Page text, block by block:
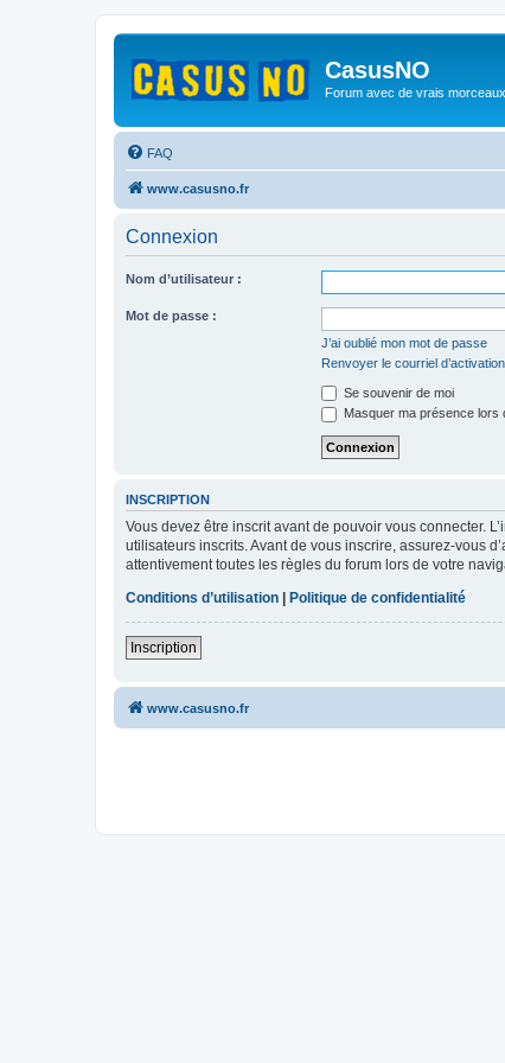
CasusNO
Forum avec de vrais
FAQ
www.casusno.fr
Connexion
Nom d’utilisateur :
Mot de passe :
J’ai oublié mon mot de passe
Renvoyer le courriel d’activation
Se souvenir de moi
Masquer ma présence lors
INSCRIPTION
Vous devez être inscrit avant de pouvoir vous connecter.
utilisateurs inscrits. Avant de vous inscrire, assurez-vous
attentivement toutes les règles du forum lors de votre
Conditions d’utilisation
Politique de confidentialité
Inscription
www.casusno.fr